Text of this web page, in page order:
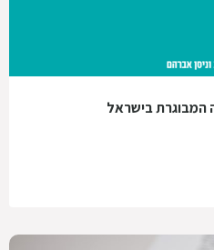
המבוגרת בישראל